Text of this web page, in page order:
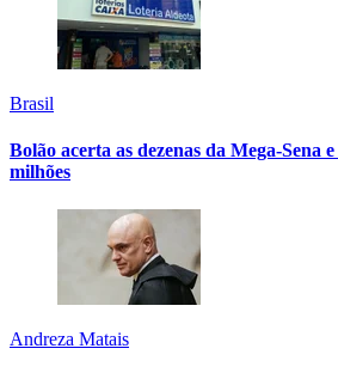
Brasil
Bolão acerta as dezenas da Mega-Sena
milhões
Andreza Matais